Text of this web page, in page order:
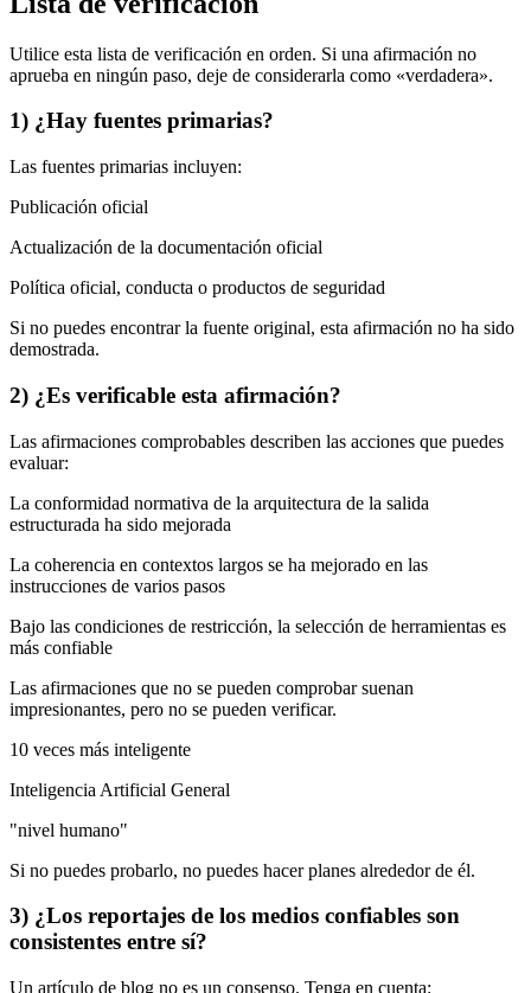
Utilice esta lista de verificación en orden. Si una afirmación no
aprueba en ningún paso, deje de considerarla como «verdadera».
1) ¿Hay fuentes primarias?
Las fuentes primarias incluyen:
Publicación oficial
Actualización de la documentación oficial
Política oficial, conducta o productos de seguridad
Si no puedes encontrar la fuente original, esta afirmación no ha sido
demostrada.
2) ¿Es verificable esta afirmación?
Las afirmaciones comprobables describen las acciones que puedes
evaluar:
La conformidad normativa de la arquitectura de la salida
estructurada ha sido mejorada
La coherencia en contextos largos se ha mejorado en las
instrucciones de varios pasos
Bajo las condiciones de restricción, la selección de herramientas es
más confiable
Las afirmaciones que no se pueden comprobar suenan
impresionantes, pero no se pueden verificar.
10 veces más inteligente
Inteligencia Artificial General
"nivel humano"
Si no puedes probarlo, no puedes hacer planes alrededor de él.
3) ¿Los reportajes de los medios confiables son
consistentes entre sí?
Un artículo de blog no es un consenso. Tenga en cuenta: